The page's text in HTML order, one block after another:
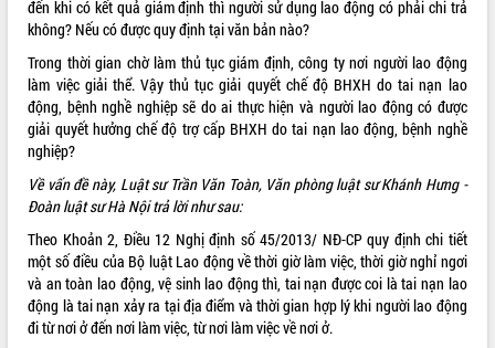
đến khi có kết quả giám định thì người sử dụng lao động có phải chi trả
không? Nếu có được quy định tại văn bản nào?
Trong thời gian chờ làm thủ tục giám định, công ty nơi người lao động
làm việc giải thể. Vậy thủ tục giải quyết chế độ BHXH do tai nạn lao
động, bệnh nghề nghiệp sẽ do ai thực hiện và người lao động có được
giải quyết hưởng chế độ trợ cấp BHXH do tai nạn lao động, bệnh nghề
nghiệp?
Về vấn đề này, Luật sư Trần Văn Toàn, Văn phòng luật sư Khánh Hưng -
Đoàn luật sư Hà Nội trả lời như sau:
Theo Khoản 2, Điều 12 Nghị định số45/2013/ NĐ-CPquy định chi tiết
một số điều của Bộ luật Lao động về thời giờ làm việc, thời giờ nghỉ ngơi
và an toàn lao động, vệ sinh lao động thì, tai nạn được coi là tai nạn lao
động là tai nạn xảy ra tại địa điểm và thời gian hợp lý khi người lao động
đi từ nơi ở đến nơi làm việc, từ nơi làm việc về nơi ở.